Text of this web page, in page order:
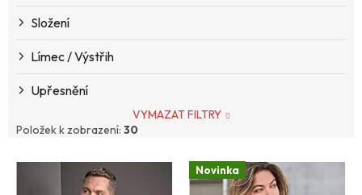
Složení
Límec / Výstřih
Upřesnění
VYMAZAT FILTRY
Položek k zobrazení: 30
V
Novinka